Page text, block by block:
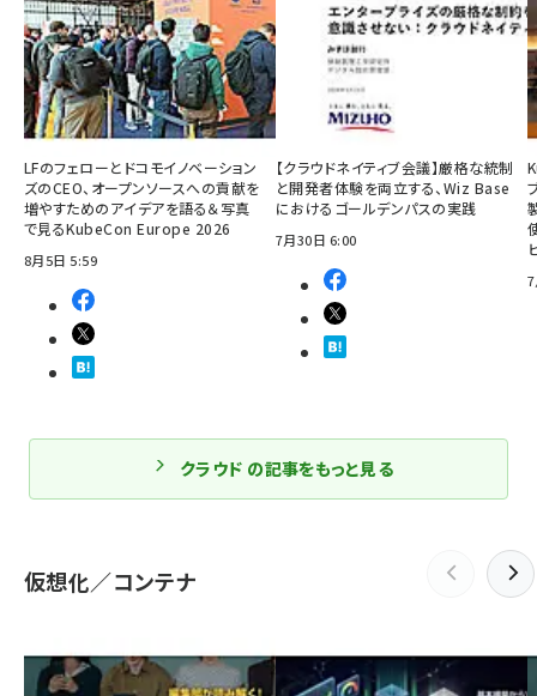
LFのフェローとドコモイノベーション
ズのCEO、オープンソースへの貢献を
増やすためのアイデアを語る＆写真
で見るKubeCon Europe 2026
8月5日 5:59
【クラウドネイティブ会議】厳格な統制
と開発者体験を両立する、Wiz Base
におけるゴールデンパスの実践
7月30日 6:00
クラウド の記事をもっと見る
仮想化／コンテナ